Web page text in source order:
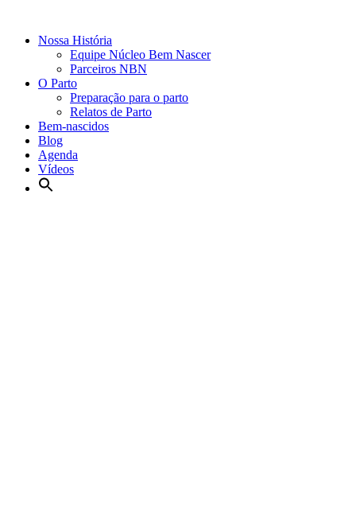
Nossa História
Equipe Núcleo Bem Nascer
Parceiros NBN
O Parto
Preparação para o parto
Relatos de Parto
Bem-nascidos
Blog
Agenda
Vídeos